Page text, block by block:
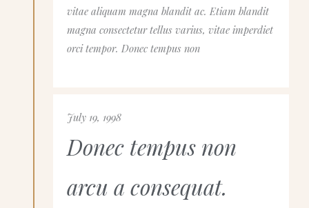
vitae aliquam magna blandit ac. Etiam blandit
magna consectetur tellus varius, vitae imperdiet
orci tempor. Donec tempus non
July 19, 1998
Donec tempus non
arcu a consequat.